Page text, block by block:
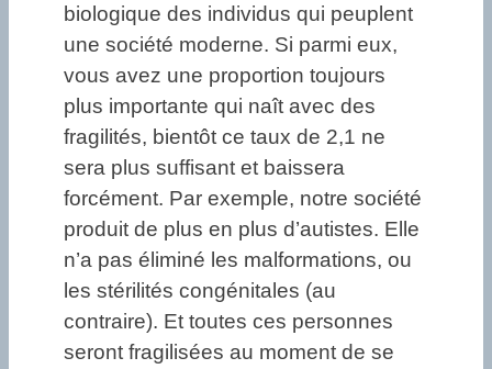
biologique des individus qui peuplent
une société moderne. Si parmi eux,
vous avez une proportion toujours
plus importante qui naît avec des
fragilités, bientôt ce taux de 2,1 ne
sera plus suffisant et baissera
forcément. Par exemple, notre société
produit de plus en plus d’autistes. Elle
n’a pas éliminé les malformations, ou
les stérilités congénitales (au
contraire). Et toutes ces personnes
seront fragilisées au moment de se